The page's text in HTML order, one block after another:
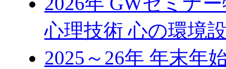
心理技術 心の環境
2025～26年 年末